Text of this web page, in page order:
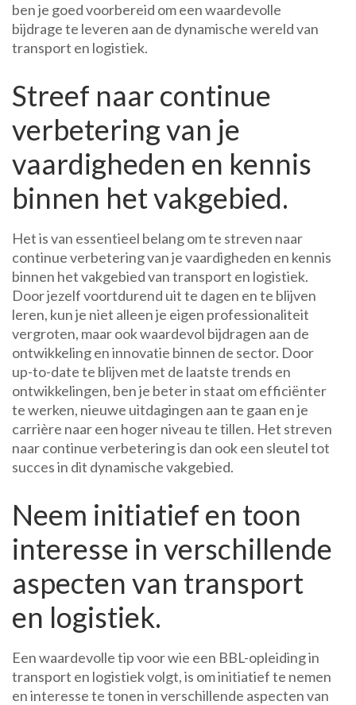
ben je goed voorbereid om een waardevolle
bijdrage te leveren aan de dynamische wereld van
transport en logistiek.
Streef naar continue
verbetering van je
vaardigheden en kennis
binnen het vakgebied.
Het is van essentieel belang om te streven naar
continue verbetering van je vaardigheden en kennis
binnen het vakgebied van transport en logistiek.
Door jezelf voortdurend uit te dagen en te blijven
leren, kun je niet alleen je eigen professionaliteit
vergroten, maar ook waardevol bijdragen aan de
ontwikkeling en innovatie binnen de sector. Door
up-to-date te blijven met de laatste trends en
ontwikkelingen, ben je beter in staat om efficiënter
te werken, nieuwe uitdagingen aan te gaan en je
carrière naar een hoger niveau te tillen. Het streven
naar continue verbetering is dan ook een sleutel tot
succes in dit dynamische vakgebied.
Neem initiatief en toon
interesse in verschillende
aspecten van transport
en logistiek.
Een waardevolle tip voor wie een BBL-opleiding in
transport en logistiek volgt, is om initiatief te nemen
en interesse te tonen in verschillende aspecten van